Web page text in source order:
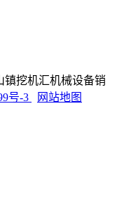
挖机汇机械设备销
号-3 网站地图